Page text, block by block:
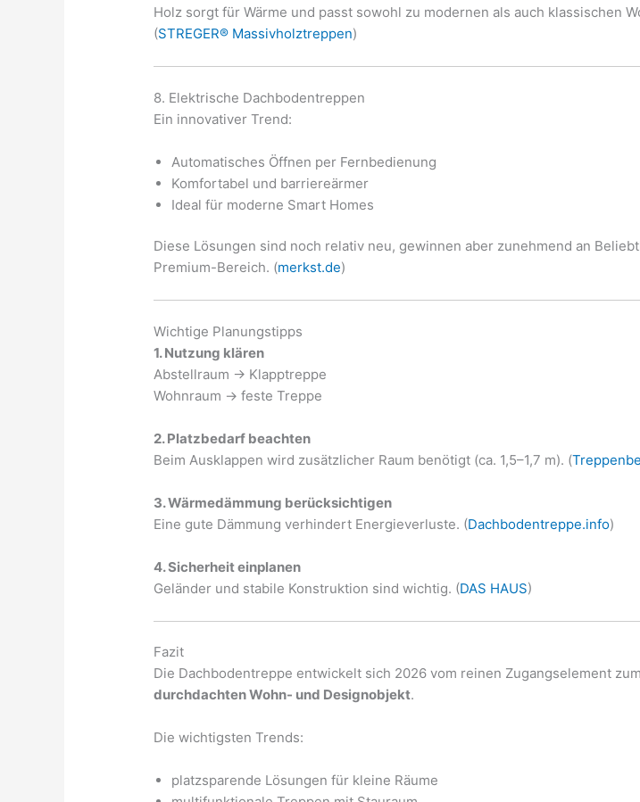
Holz sorgt für Wärme und passt sowohl zu modernen als auch klassischen
(STREGER® Massivholztreppen)
8. Elektrische Dachbodentreppen
Ein innovativer Trend:
Automatisches Öffnen per Fernbedienung
Komfortabel und barriereärmer
Ideal für moderne Smart Homes
Diese Lösungen sind noch relativ neu, gewinnen aber zunehmend an
Premium-Bereich. (merkst.de)
Wichtige Planungstipps
1. Nutzung klären
Abstellraum → Klapptreppe
Wohnraum → feste Treppe
2. Platzbedarf beachten
Beim Ausklappen wird zusätzlicher Raum benötigt (ca. 1,5–1,7 m). (
3. Wärmedämmung berücksichtigen
Eine gute Dämmung verhindert Energieverluste. (Dachbodentreppe.info)
4. Sicherheit einplanen
Geländer und stabile Konstruktion sind wichtig. (DAS HAUS)
Fazit
Die Dachbodentreppe entwickelt sich 2026 vom reinen Zugangselement zum
durchdachten Wohn- und Designobjekt.
Die wichtigsten Trends:
platzsparende Lösungen für kleine Räume